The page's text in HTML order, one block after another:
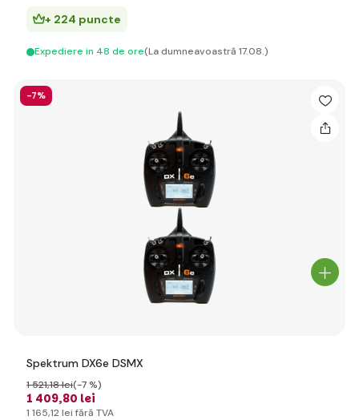
+ 224 puncte
Expediere in 48 de ore(La dumneavoastră 17.08.)
-7%
Spektrum DX6e DSMX
1 409,80 lei
1 521,18 lei(-7 %)
1 165,12 lei fără TVA